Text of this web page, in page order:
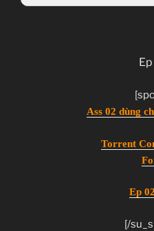
Ass 01 dùng
[ANK-
Ep
Ass 02 dùng
Torrent
Ep
[/